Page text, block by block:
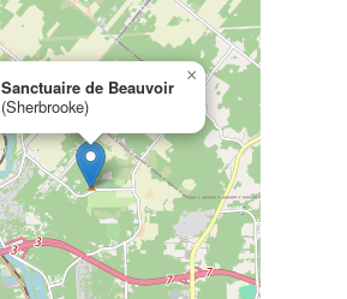
Sanctuaire de Beauvoir
(Sherbrooke)
×